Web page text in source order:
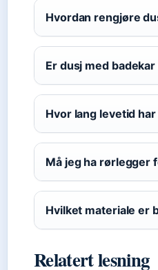
Hvordan rengjøre
Er dusj med
Hvor lang levetid
Må jeg ha rørlegger
Hvilket materiale er
Relatert lesning